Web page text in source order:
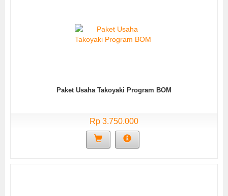
Paket Usaha Takoyaki Program BOM
Rp 3.750.000